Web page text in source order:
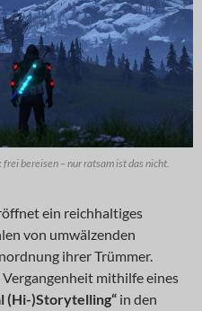
bereisen – nur ratsam ist das nicht.
ein reichhaltiges
von umwälzenden
ihrer Trümmer.
mithilfe eines
(Hi-)Storytelling“ in den